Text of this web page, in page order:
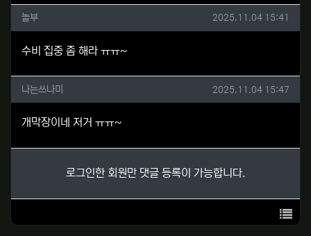
놀부님의 댓글
놀부 작성일
2025.11.04 15:41
수비 집중 좀 해라 ㅠㅠ~
나는쓰나미님의 댓글
나는쓰나미 작성일
2025.11.04 15:47
개막장이네 저거 ㅠㅠ~
로그인한 회원만 댓글 등록이 가능합니다.
목록